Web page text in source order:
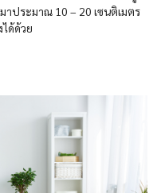
าประมาณ 10 – 20 เซนติเมตร
ด้ด้วย